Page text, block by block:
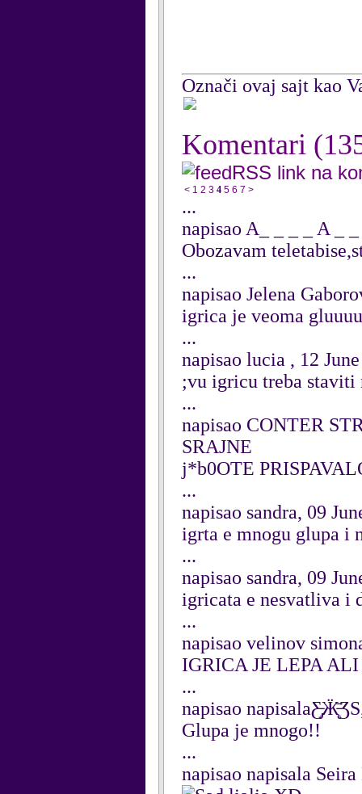
Označi ovaj sajt kao
Komentari
RSS link na
< 1 2 3 4 5 6 7 >
...
napisao A_ _ _ _ A _
Obozavam
...
napisao Jelena
igrica je veoma
...
napisao lucia , 12
;vu igricu treba staviti
...
napisao CONTER
SRAJNE
j*b0OTE
...
napisao sandra, 09
igrta e mnogu glupa i
...
napisao sandra, 09
igricata e nesvatliva i
...
napisao velinov
IGRICA JE LEPA
...
napisao
Glupa je mnogo!!
...
napisao napisala